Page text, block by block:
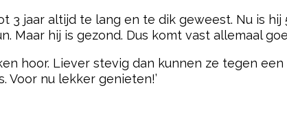
3 jaar altijd te lang en te dik geweest. Nu is hij
Maar hij is gezond. Dus komt vast allemaal
hoor. Liever stevig dan kunnen ze tegen
nu lekker genieten!’